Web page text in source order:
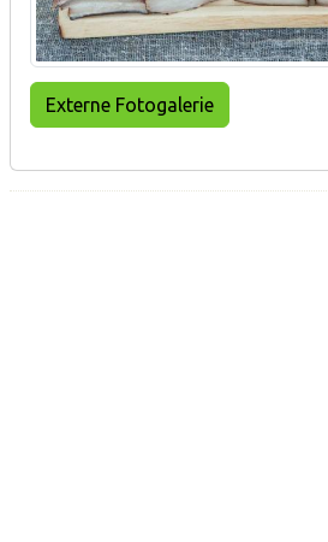
Externe Fotogalerie